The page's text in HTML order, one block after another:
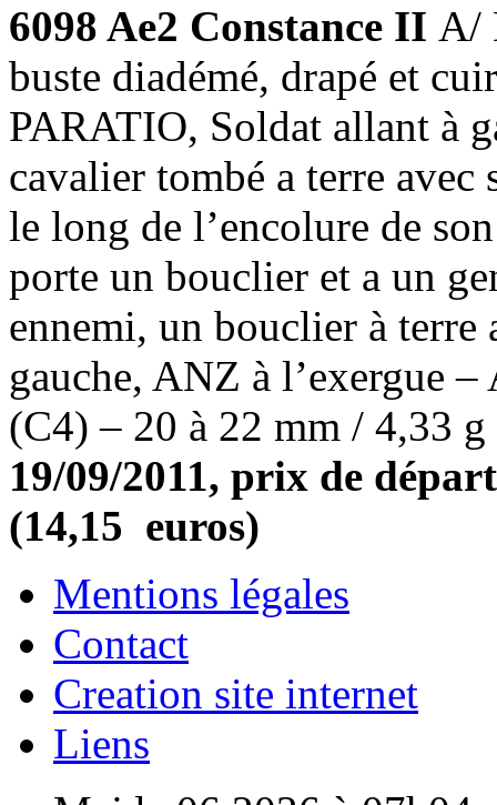
6098 Ae2 Constance II A/
buste diadémé, drapé et
PARATIO, Soldat allant à
cavalier tombé a terre avec
le long de l’encolure de
porte un bouclier et a un
ennemi, un bouclier à terre
gauche, ANZ à l’exergue
(C4) – 20 à 22 mm / 4,33
19/09/2011, prix de
(14,15 euros)
Mentions légales
Contact
Creation site internet
Liens